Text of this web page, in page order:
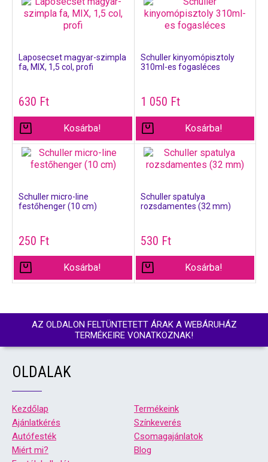
Laposecset magyar-szimpla
fa, MIX, 1,5 col, profi
630 Ft
Kosárba!
Schuller kinyomópisztoly
310ml-es fogasléces
1 050 Ft
Kosárba!
Schuller micro-line
festőhenger (10 cm)
250 Ft
Kosárba!
Schuller spatulya
rozsdamentes (32 mm)
530 Ft
Kosárba!
AZ OLDALON FELTÜNTETETT ÁRAK A WEBÁRUHÁZ
TERMÉKEIRE VONATKOZNAK!
OLDALAK
Kezdőlap
Termékeink
Ajánlatkérés
Színkeverés
Autófesték
Csomagajánlatok
Miért mi?
Blog